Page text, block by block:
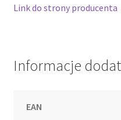
Link do strony producenta
Informacje
EAN